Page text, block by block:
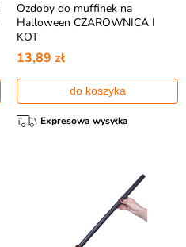
Ozdoby do muffinek na
Halloween CZAROWNICA I
KOT
13,89 zł
do koszyka
Expresowa wysyłka